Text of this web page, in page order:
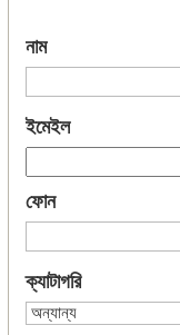
নাম
ইমেইল
ফোন
ক্যাটাগরি